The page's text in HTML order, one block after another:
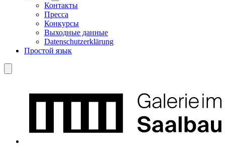
Контакты
Пресса
Конкурсы
Выходные данные
Datenschutzerklärung
Простой язык